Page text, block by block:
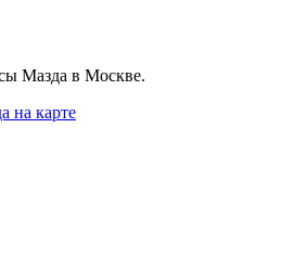
Мазда в Москве.
на карте